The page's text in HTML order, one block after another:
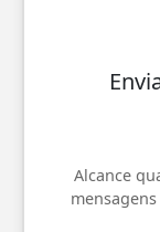
Alcance